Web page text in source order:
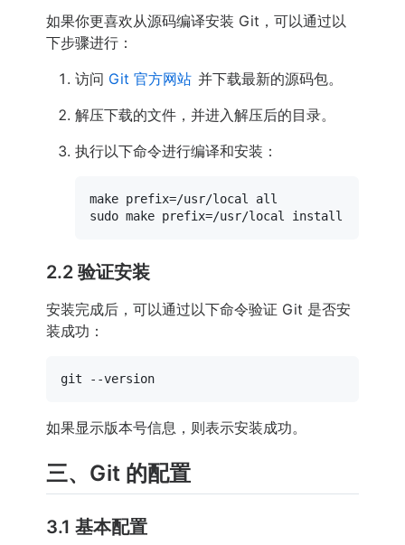
如果你更喜欢从源码编译安装 Git，可以通过以
下步骤进行：
访问 Git 官方网站 并下载最新的源码包。
解压下载的文件，并进入解压后的目录。
执行以下命令进行编译和安装：
sudo
2.2 验证安装
安装完成后，可以通过以下命令验证 Git 是否安
装成功：
如果显示版本号信息，则表示安装成功。
三、Git 的配置
3.1 基本配置